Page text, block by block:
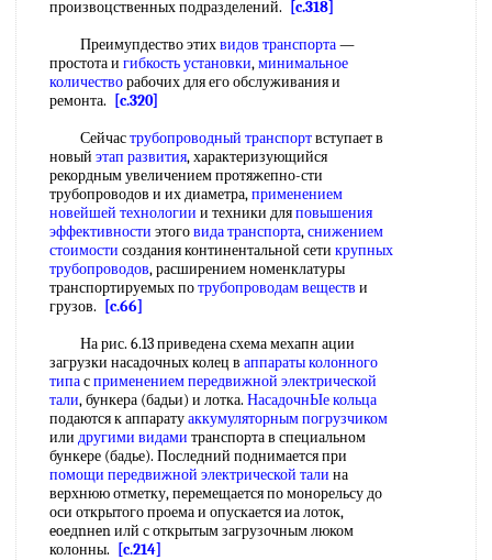
произвоцственных подразделений.
[c.318]
Преимупдество этихвидов транспорта—
простота и гибкость установки,минимальное
количестворабочих для его обслуживания и
ремонта.
[c.320]
Сейчаструбопроводный транспортвступает в
новый этап развития, характеризующийся
рекордным увеличением протяжепно-сти
трубопроводов и их диаметра,применением
новейшей технологии и техники дляповышения
эффективности этоговида транспорта,снижением
стоимости создания континентальной сети крупных
трубопроводов, расширением номенклатуры
транспортируемых потрубопроводам веществ и
грузов.
[c.66]
На рис. 6.13 приведена схема мехапн ации
загрузки насадочных колец в аппараты колонного
типасприменением передвижной электрической
тали, бункера (бадьи) и лотка. НасадочнЫе кольца
подаются к аппаратуаккумуляторным погрузчиком
или другими видами транспорта в специальном
бункере (бадье). Последний поднимается при
помощи передвижной электрической тали на
верхнюю отметку, перемещается по монорельсу до
оси открытого проема и опускается иа лоток,
eoeдnнen илй с открытым загрузочным люком
колонны.
[c.214]